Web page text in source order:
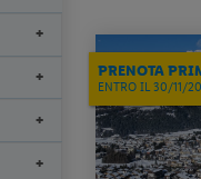
PRENOTA
ENTRO IL 30/11/